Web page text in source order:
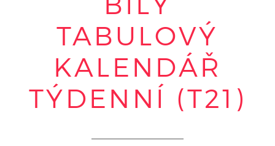
TABULOVÝ
KALENDÁŘ
TÝDENNÍ (T21)